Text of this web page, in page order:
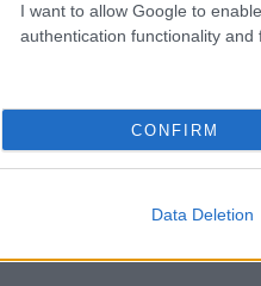
I want to allow Google to
authentication functionality and
CONFIRM
Data Deletion